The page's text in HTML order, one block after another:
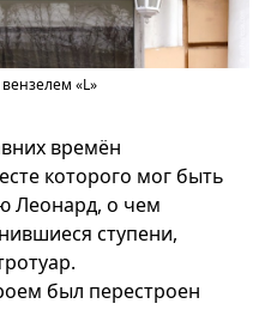
«L»
времён
которого мог быть
Леонард, о чем
ступени,
был перестроен